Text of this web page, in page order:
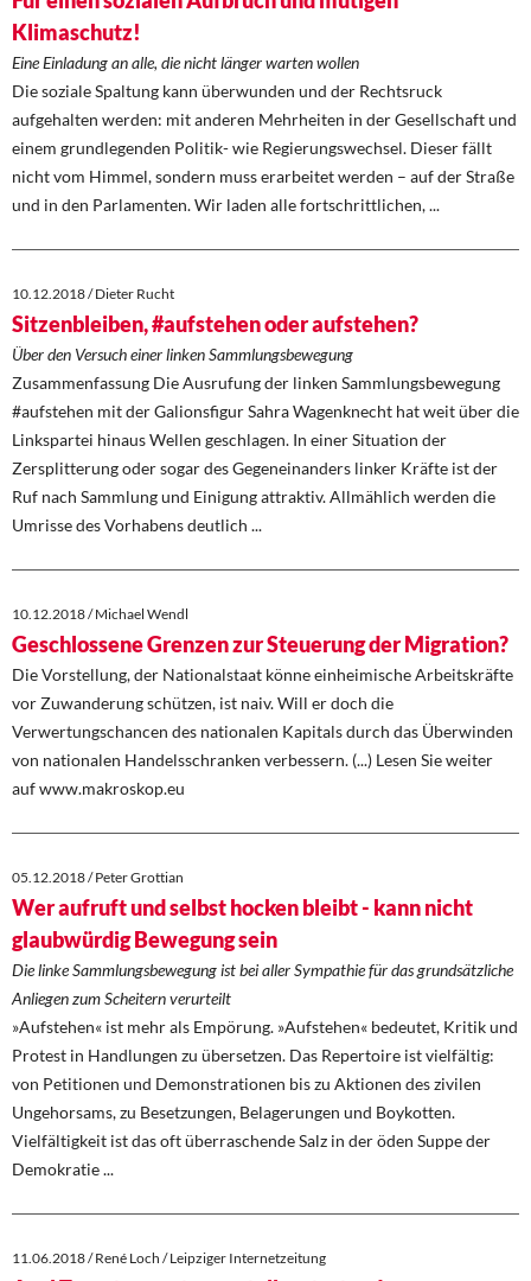
Klimaschutz!
Eine Einladung an alle, die nicht länger warten wollen
Die soziale Spaltung kann überwunden und der Rechtsruck
aufgehalten werden: mit anderen Mehrheiten in der Gesellschaft und
einem grundlegenden Politik- wie Regierungswechsel. Dieser fällt
nicht vom Himmel, sondern muss erarbeitet werden – auf der Straße
und in den Parlamenten. Wir laden alle fortschrittlichen, ...
10.12.2018 / Dieter Rucht
Sitzenbleiben, #aufstehen oder aufstehen?
Über den Versuch einer linken Sammlungsbewegung
Zusammenfassung Die Ausrufung der linken Sammlungsbewegung
#aufstehen mit der Galionsfigur Sahra Wagenknecht hat weit über die
Linkspartei hinaus Wellen geschlagen. In einer Situation der
Zersplitterung oder sogar des Gegeneinanders linker Kräfte ist der
Ruf nach Sammlung und Einigung attraktiv. Allmählich werden die
Umrisse des Vorhabens deutlich ...
10.12.2018 / Michael Wendl
Geschlossene Grenzen zur Steuerung der Migration?
Die Vorstellung, der Nationalstaat könne einheimische Arbeitskräfte
vor Zuwanderung schützen, ist naiv. Will er doch die
Verwertungschancen des nationalen Kapitals durch das Überwinden
von nationalen Handelsschranken verbessern. (...) Lesen Sie weiter
auf www.makroskop.eu
05.12.2018 / Peter Grottian
Wer aufruft und selbst hocken bleibt - kann nicht
glaubwürdig Bewegung sein
Die linke Sammlungsbewegung ist bei aller Sympathie für das grundsätzliche
Anliegen zum Scheitern verurteilt
»Aufstehen« ist mehr als Empörung. »Aufstehen« bedeutet, Kritik und
Protest in Handlungen zu übersetzen. Das Repertoire ist vielfältig:
von Petitionen und Demonstrationen bis zu Aktionen des zivilen
Ungehorsams, zu Besetzungen, Belagerungen und Boykotten.
Vielfältigkeit ist das oft überraschende Salz in der öden Suppe der
Demokratie ...
11.06.2018 / René Loch / Leipziger Internetzeitung